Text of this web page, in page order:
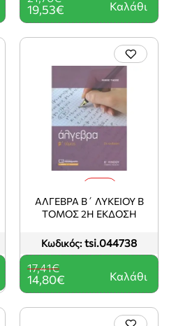
19,53€ Καλάθι
Κωδικός: tsi.044738
ΑΛΓΕΒΡΑ Β΄ ΛΥΚΕΙΟΥ Β
ΤΟΜΟΣ 2Η ΕΚΔΟΣΗ
14,80€
17,41€
Καλάθι